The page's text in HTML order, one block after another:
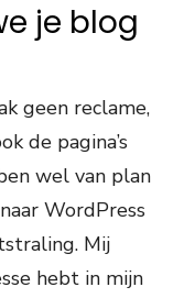
je blog
geen reclame,
de pagina’s
wel van plan
WordPress
Mij
hebt in mijn